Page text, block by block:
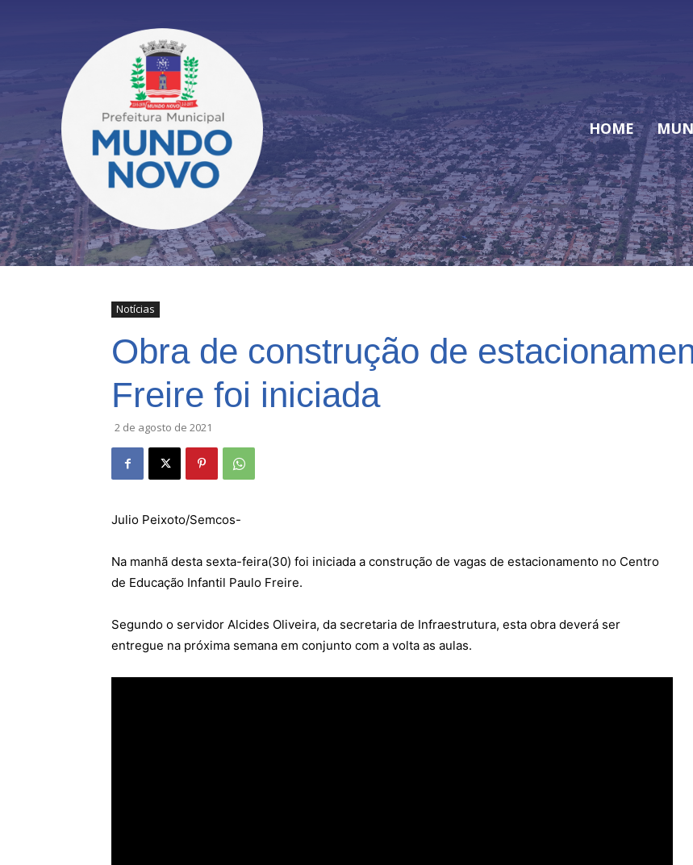
HOME
Notícias
Obra de construção de
Freire foi iniciada
2 de agosto de 2021
Julio Peixoto/Semcos-
Na manhã desta sexta-feira(30) foi iniciada a construção de vagas de estacionamento no Centro
de Educação Infantil Paulo Freire.
Segundo o servidor Alcides Oliveira, da secretaria de Infraestrutura, esta obra deverá ser
entregue na próxima semana em conjunto com a volta as aulas.